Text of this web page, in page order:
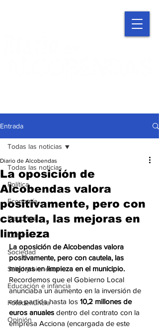
Entrada
Todas las noticias
Política
Economía
Deportes
Cultura
Sociedad
Salud y bienestar
Educación e infancia
Fotodenuncia
Opinión
Todas las noticias
La oposición de
Alcobendas valora
positivamente, pero con
cautela, las mejoras en
limpieza
Diario de Alcobendas
La oposición de Alcobendas valora
positivamente, pero con cautela, las
mejoras en limpieza en el municipio.
Recordemos que el Gobierno Local
anunciaba un aumento en la inversión de
esta partida hasta los 10,2 millones de
euros anuales dentro del contrato con la
empresa Acciona (encargada de este